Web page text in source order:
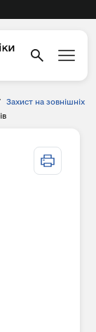
Захист на зовнішніх